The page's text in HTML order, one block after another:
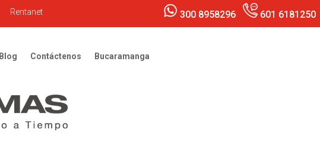
Rentanet 300 8958296 601 6181250
Blog Contáctenos Bucaramanga